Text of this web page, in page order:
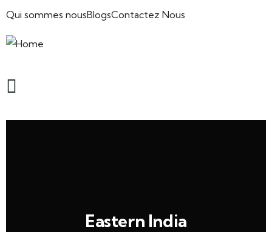
Qui sommes nousBlogsContactez Nous
Eastern India